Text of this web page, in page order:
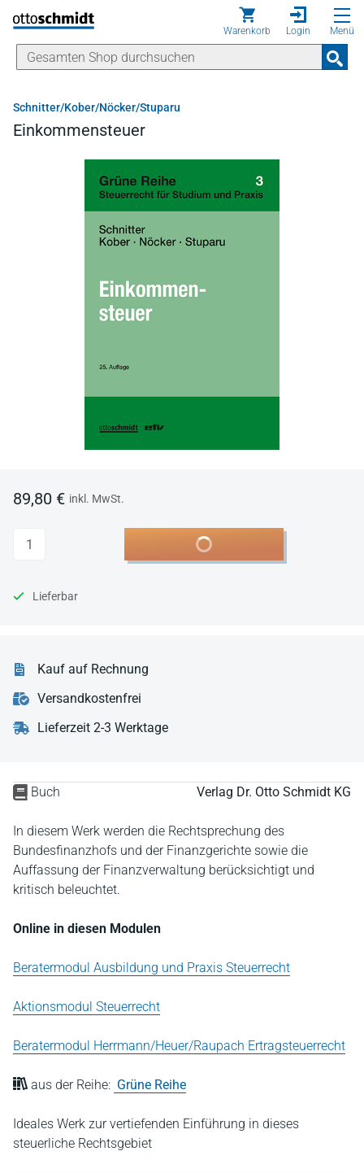
Direkt zum Inhalt
Warenkorb Login Menü
Schnitter/Kober/Nöcker/Stuparu
Einkommensteuer
Buch Verlag Dr. Otto Schmidt KG
In diesem Werk werden die Rechtsprechung des
Bundesfinanzhofs und der Finanzgerichte sowie die
Auffassung der Finanzverwaltung berücksichtigt und
kritisch beleuchtet.
Online in diesen Modulen
Beratermodul Ausbildung und Praxis Steuerrecht
Aktionsmodul Steuerrecht
Beratermodul Herrmann/Heuer/Raupach Ertragsteuerrecht
aus der Reihe: Grüne Reihe
Ideales Werk zur vertiefenden Einführung in dieses
steuerliche Rechtsgebiet
89,80 € inkl. MwSt.
Anzahl In den Warenkorb
Lieferbar
Kauf auf Rechnung
Versandkostenfrei
Lieferzeit 2-3 Werktage